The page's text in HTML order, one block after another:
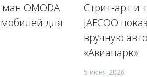
OMODA
для
Стрит-арт и
JAECOO
вручную
«Авиапарк»
5 июня 2026